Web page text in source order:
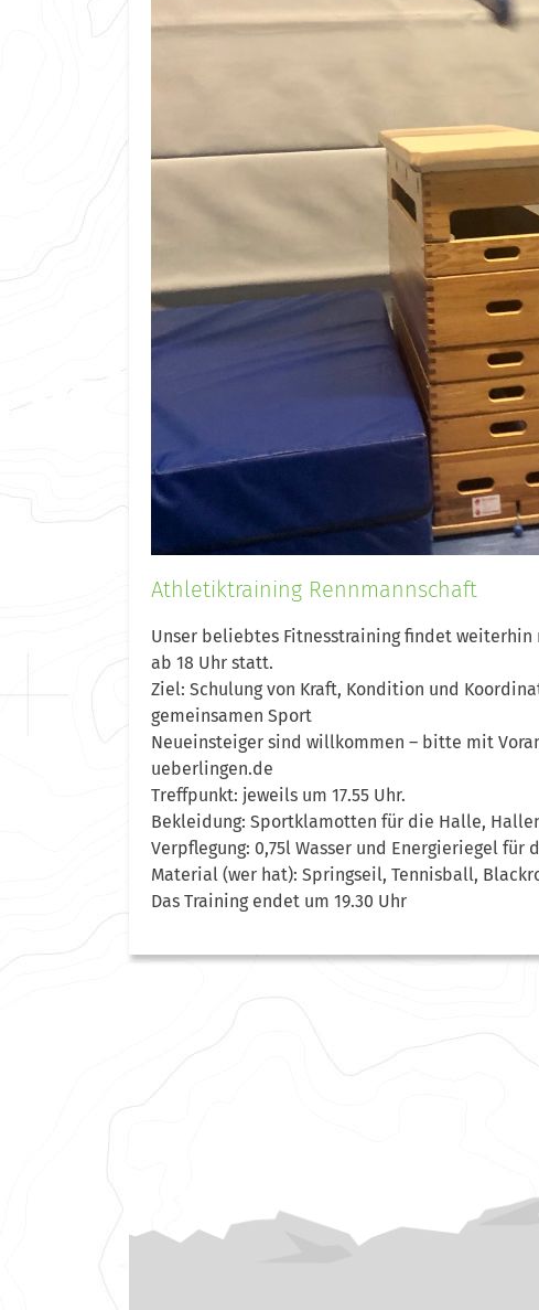
Athletiktraining Rennmannschaft
Unser beliebtes Fitnesstraining findet
ab 18 Uhr statt.
Ziel: Schulung von Kraft, Kondition und
gemeinsamen Sport
Neueinsteiger sind willkommen – bitte mit
ueberlingen.de
Treffpunkt: jeweils um 17.55 Uhr.
Bekleidung: Sportklamotten für die Halle,
Verpflegung: 0,75l Wasser und Energieriegel für
Material (wer hat): Springseil, Tennisball,
Das Training endet um 19.30 Uhr